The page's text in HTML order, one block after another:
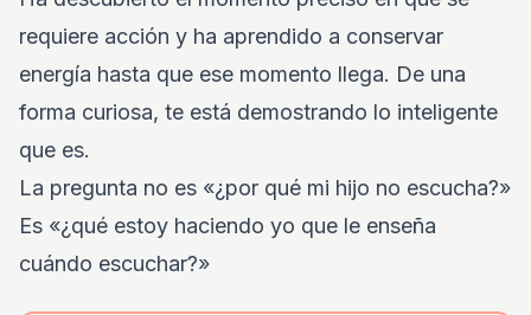
requiere acción y ha aprendido a conservar
energía hasta que ese momento llega. De una
forma curiosa, te está demostrando lo inteligente
que es.
La pregunta no es «¿por qué mi hijo no escucha?»
Es «¿qué estoy haciendo yo que le enseña
cuándo escuchar?»